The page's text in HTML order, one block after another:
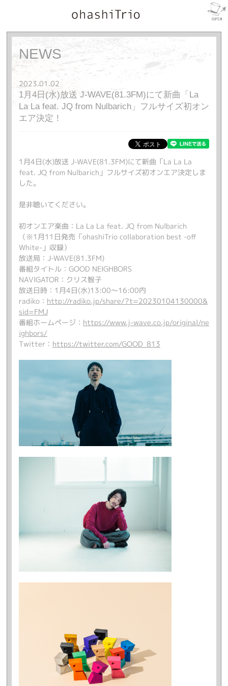
NEWS
2023.01.02
1月4日(水)放送 J-WAVE(81.3FM)にて新曲「La
La La feat. JQ from Nulbarich」フルサイズ初オン
エア決定！
1月4日(水)放送 J-WAVE(81.3FM)にて新曲「La La La
feat. JQ from Nulbarich」フルサイズ初オンエア決定しま
した。
是非聴いてください。
初オンエア楽曲：La La La feat. JQ from Nulbarich
（※1月11日発売「ohashiTrio collaboration best -off
White-」収録）
放送局：J-WAVE(81.3FM)
番組タイトル：GOOD NEIGHBORS
NAVIGATOR：クリス智子
放送日時：1月4日(水)13:00～16:00内
radiko： http://radiko.jp/share/?t=20230104130000&
sid=FMJ
番組ホームページ： https://www.j-wave.co.jp/original/ne
ighbors/
Twitter： https://twitter.com/GOOD_813